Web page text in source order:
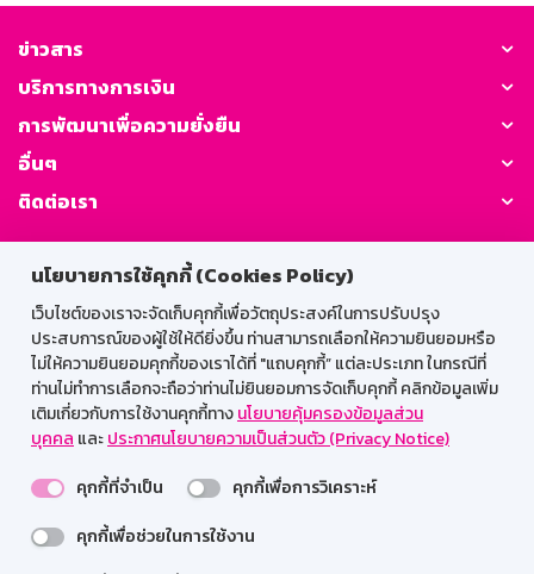
นโยบายการใช้คุกกี้ (Cookies Policy)
เว็บไซต์ของเราจะจัดเก็บคุกกี้เพื่อวัตถุประสงค์ในการปรับปรุง
ประสบการณ์ของผู้ใช้ให้ดียิ่งขึ้น ท่านสามารถเลือกให้ความยินยอมหรือ
ไม่ให้ความยินยอมคุกกี้ของเราได้ที่ "แถบคุกกี้” แต่ละประเภท ในกรณีที่
ท่านไม่ทำการเลือกจะถือว่าท่านไม่ยินยอมการจัดเก็บคุกกี้ คลิกข้อมูลเพิ่ม
เติมเกี่ยวกับการใช้งานคุกกี้ทางนโยบายคุ้มครองข้อมูลส่วน
บุคคล และประกาศนโยบายความเป็นส่วนตัว (Privacy Notice)
คุกกี้ที่จำเป็น
คุกกี้เพื่อการวิเคราะห์
คุกกี้เพื่อช่วยในการใช้งาน
ข่าวสาร
บริการทางการเงิน
การพัฒนาเพื่อความยั่งยืน
อื่นๆ
ติดต่อเรา
GSB Society:
สำหรับพนักงาน
Web HR
GSB Wisdom
M-Search
เข้าสู่ระบบเน็ตเมล
รองรับการใช้งานได้ดีบนเว็บบราวเซอร์